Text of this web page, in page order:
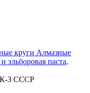
круги Алмазные
эльборовая паста,
3 СССР